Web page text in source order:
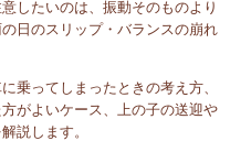
したいのは、振動そのものより
日のスリップ・バランスの崩れ
乗ってしまったときの考え方、
がよいケース、上の子の送迎や
説します。